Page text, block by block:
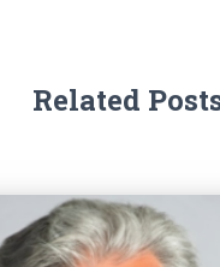
Related